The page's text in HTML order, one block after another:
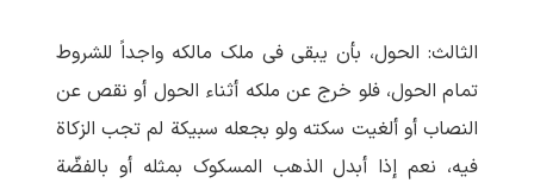
الثالث: الحول، بأن یبقی فی ملک مالکه واجداً للشروط
تمام الحول، فلو خرج عن ملکه أثناء الحول أو نقص عن
النصاب أو ألغیت سکته ولو بجعله سبیکة لم‏ تجب الزکاة
فیه، نعم إذا أبدل الذهب المسکوک بمثله أو بالفضّة